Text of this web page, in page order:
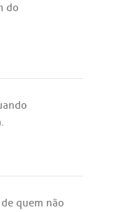
do
.
de quem não